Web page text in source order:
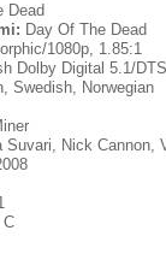
Dead
Day Of The Dead
1080p, 1.85:1
Dolby Digital 5.1/
Swedish, Norwegian
Suvari, Nick Cannon,